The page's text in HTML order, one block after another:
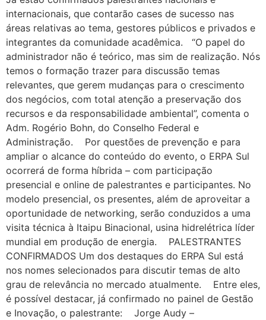
internacionais, que contarão cases de sucesso nas
áreas relativas ao tema, gestores públicos e privados e
integrantes da comunidade acadêmica. “O papel do
administrador não é teórico, mas sim de realização. Nós
temos o formação trazer para discussão temas
relevantes, que gerem mudanças para o crescimento
dos negócios, com total atenção a preservação dos
recursos e da responsabilidade ambiental”, comenta o
Adm. Rogério Bohn, do Conselho Federal e
Administração. Por questões de prevenção e para
ampliar o alcance do conteúdo do evento, o ERPA Sul
ocorrerá de forma híbrida – com participação
presencial e online de palestrantes e participantes. No
modelo presencial, os presentes, além de aproveitar a
oportunidade de networking, serão conduzidos a uma
visita técnica à Itaipu Binacional, usina hidrelétrica líder
mundial em produção de energia. PALESTRANTES
CONFIRMADOS Um dos destaques do ERPA Sul está
nos nomes selecionados para discutir temas de alto
grau de relevância no mercado atualmente. Entre eles,
é possível destacar, já confirmado no painel de Gestão
e Inovação, o palestrante: Jorge Audy –